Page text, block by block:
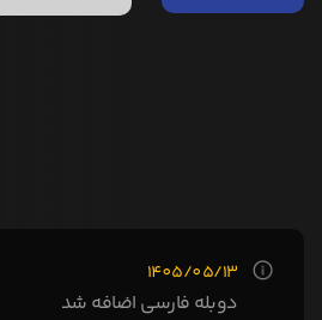
1405/05/13
دوبله فارسی اضافه شد